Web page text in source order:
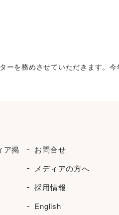
を務めさせていただきます。
ア掲
お問合せ
メディアの方へ
採用情報
English